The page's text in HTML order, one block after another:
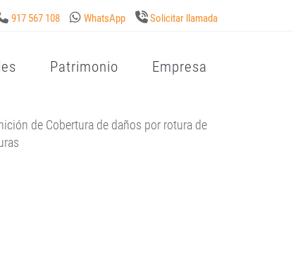
917 567 108 WhatsApp Solicitar llamada
Patrimonio Empresa